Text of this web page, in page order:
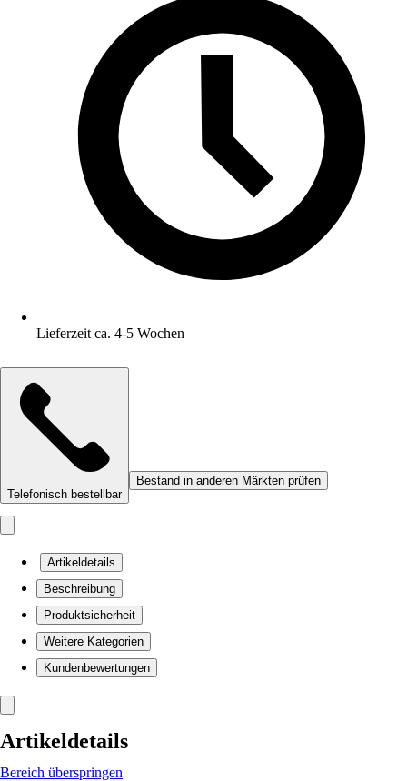
Lieferzeit ca. 4-5 Wochen
Telefonisch bestellbar
Bestand in anderen Märkten prüfen
Artikeldetails
Beschreibung
Produktsicherheit
Weitere Kategorien
Kundenbewertungen
Artikeldetails
Bereich überspringen